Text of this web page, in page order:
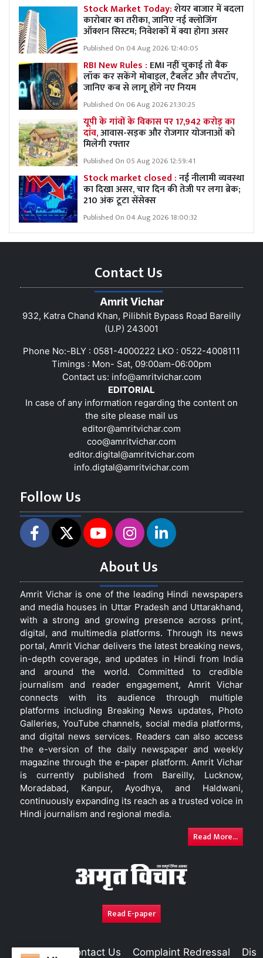
Stock Market Today:शेयर बाजार में बदला
कारोबार का तरीका, जानिए नई क्लोजिंग
ऑक्शन सिस्टम; निवेशकों में क्या होगा असर
Published On 04 Aug 2026 12:40:05
RBI New Rules : EMI नहीं चुकाई तो बैंक
लॉक कर सकेंगे मोबाइल, टैबलेट और लैपटॉप,
जानिए कब से लागू होंगे नए नियम
Published On 06 Aug 2026 21:30:25
यूपी के गांवों के विकास पर 17,942 करोड़ का
दांव,आवास-सड़क और रोजगार योजनाओं को
मिलेगी रफ्तार
Published On 05 Aug 2026 12:59:41
Stock market closed :नई नीलामी व्यवस्था
का दिखा असर, चार दिन की तेजी पर लगा ब्रेक;
210 अंक टूटा सेंसेक्स
Published On 04 Aug 2026 18:00:32
Contact Us
Amrit Vichar
932, Katra Chand Khan, Pilibhit Bypass Road Bareilly
(U.P) 243001
Phone No:-BLY : 0581-4000222 LKO : 0522-4008111
Timings : Mon- Sat, 09:00am-06:00pm
Contact us: info@amritvichar.com
EDITORIAL
In case of any information regarding the content on
the site please mail us
editor@amritvichar.com
coo@amritvichar.com
editor.digital@amritvichar.com
info.digtal@amritvichar.com
Follow Us
About Us
Amrit Vichar is one of the leading Hindi newspapers
and media houses in Uttar Pradesh and Uttarakhand,
with a strong and growing presence across print,
digital, and multimedia platforms. Through its news
portal, Amrit Vichar delivers the latest breaking news,
in-depth coverage, and updates in Hindi from India
and around the world. Committed to credible
journalism and reader engagement, Amrit Vichar
connects with its audience through multiple
platforms including Breaking News updates, Photo
Galleries, YouTube channels, social media platforms,
and digital news services. Readers can also access
the e-version of the daily newspaper and weekly
magazine through the e-paper platform. Amrit Vichar
is currently published from Bareilly, Lucknow,
Moradabad, Kanpur, Ayodhya, and Haldwani,
continuously expanding its reach as a trusted voice in
Hindi journalism and regional media.
Read More...
Read E-paper
About Us Contact Us Complaint Redressal